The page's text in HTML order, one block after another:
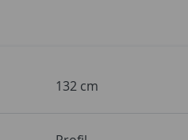
132 cm